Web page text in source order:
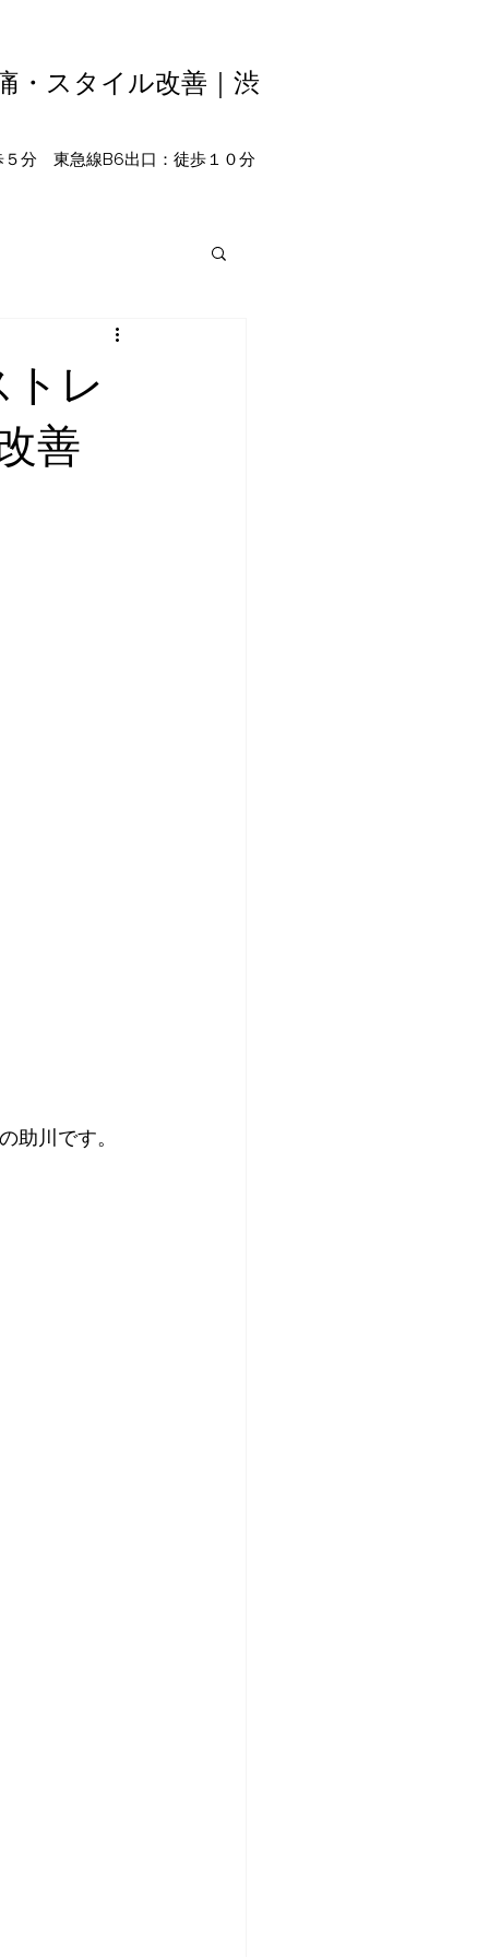
・スタイル改善｜渋
５分 東急線B6出口：徒歩１０分
トレ
善
助川です。